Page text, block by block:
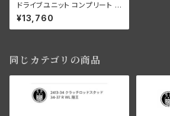
ドライブユニット コンプリート ブ
ラス ドライブホイール付き 193
7-52年 WL 白メッキ
¥13,760
同じカテゴリの商品